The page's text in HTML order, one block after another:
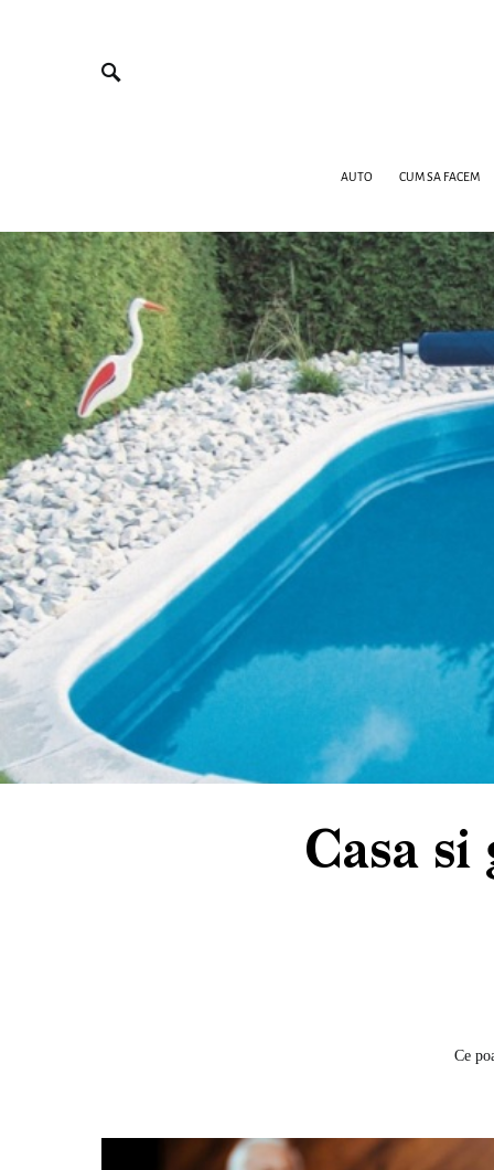
AUTO CUM SA FACEM
Casa si
Ce